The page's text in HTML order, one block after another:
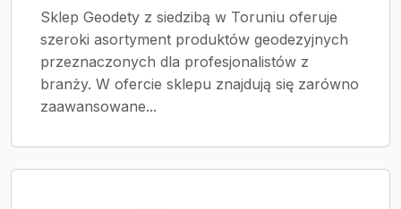
Sklep Geodety z siedzibą w Toruniu oferuje
szeroki asortyment produktów geodezyjnych
przeznaczonych dla profesjonalistów z
branży. W ofercie sklepu znajdują się zarówno
zaawansowane...